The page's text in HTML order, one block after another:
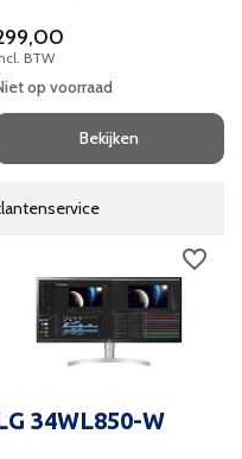
BTW
op voorraad
Bekijken
34WL850-W